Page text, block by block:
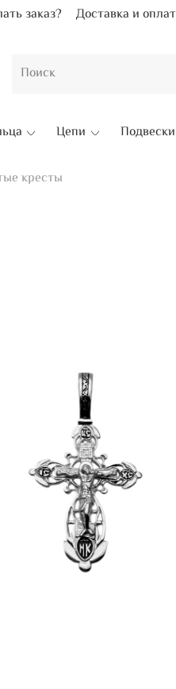
заказ? Доставка и
Цепи Подвески
кресты